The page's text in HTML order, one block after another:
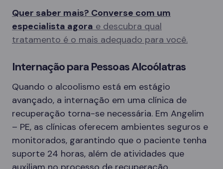
Quer saber mais? Converse com um
especialista agora e descubra qual
tratamento é o mais adequado para você.
Internação para Pessoas Alcoólatras
Quando o alcoolismo está em estágio
avançado, a internação em uma clínica de
recuperação torna-se necessária. Em Angelim
– PE, as clínicas oferecem ambientes seguros e
monitorados, garantindo que o paciente tenha
suporte 24 horas, além de atividades que